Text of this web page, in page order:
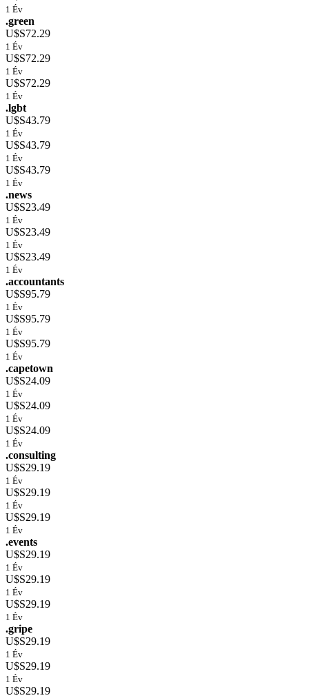
1 Év
.green
U$S72.29
1 Év
U$S72.29
1 Év
U$S72.29
1 Év
.lgbt
U$S43.79
1 Év
U$S43.79
1 Év
U$S43.79
1 Év
.news
U$S23.49
1 Év
U$S23.49
1 Év
U$S23.49
1 Év
.accountants
U$S95.79
1 Év
U$S95.79
1 Év
U$S95.79
1 Év
.capetown
U$S24.09
1 Év
U$S24.09
1 Év
U$S24.09
1 Év
.consulting
U$S29.19
1 Év
U$S29.19
1 Év
U$S29.19
1 Év
.events
U$S29.19
1 Év
U$S29.19
1 Év
U$S29.19
1 Év
.gripe
U$S29.19
1 Év
U$S29.19
1 Év
U$S29.19